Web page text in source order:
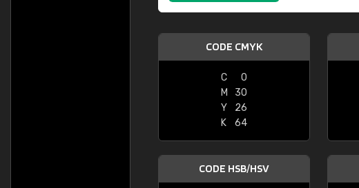
CODE CMYK
C
0
M
30
Y
26
K
64
CODE HSB/HSV